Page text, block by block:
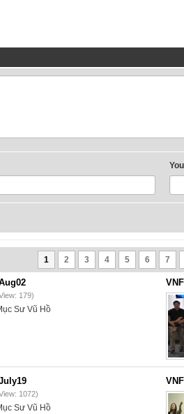
1 2 3 4 5 6 7
179)
Sư Vũ Hồ
1072)
Sư Vũ Hồ